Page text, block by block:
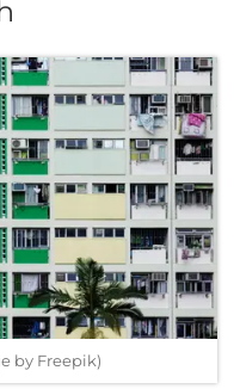
by Freepik)